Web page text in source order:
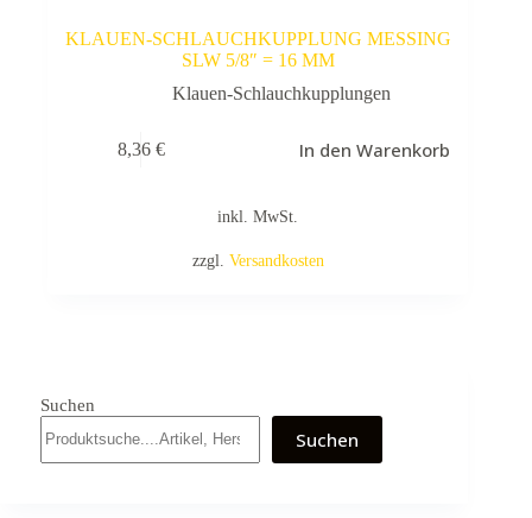
KLAUEN-SCHLAUCHKUPPLUNG MESSING
SLW 5/8″ = 16 MM
Klauen-Schlauchkupplungen
8,36 € In den Warenkorb
inkl. MwSt.
zzgl. Versandkosten
Suchen
Suchen